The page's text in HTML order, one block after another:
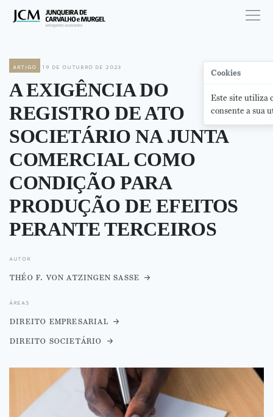
artigo 19 de outubro de 2023
A EXIGÊNCIA DO
REGISTRO DE ATO
SOCIETÁRIO NA JUNTA
COMERCIAL COMO
CONDIÇÃO PARA
PRODUÇÃO DE EFEITOS
PERANTE TERCEIROS
autor
théo f. von atzingen sasse
áreas
direito empresarial
direito societário
Cookies
Este site utiliza
consente a sua